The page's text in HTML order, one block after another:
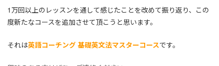
1万回以上のレッスンを通して感じたことを改めて振り返り、この
度新たなコースを追加させて頂こうと思います。
それは英語コーチング 基礎英文法マスターコースです。